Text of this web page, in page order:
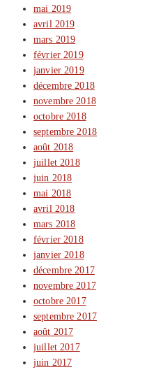
mai 2019
avril 2019
mars 2019
février 2019
janvier 2019
décembre 2018
novembre 2018
octobre 2018
septembre 2018
août 2018
juillet 2018
juin 2018
mai 2018
avril 2018
mars 2018
février 2018
janvier 2018
décembre 2017
novembre 2017
octobre 2017
septembre 2017
août 2017
juillet 2017
juin 2017